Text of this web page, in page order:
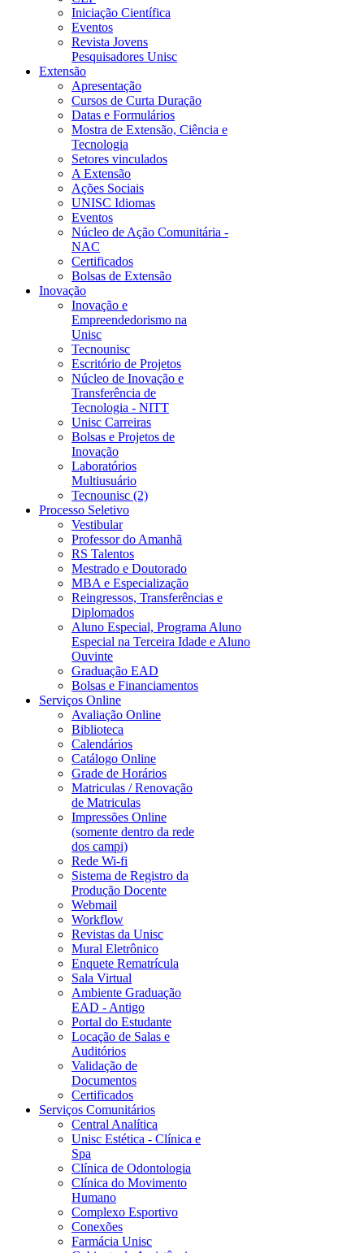
Iniciação Científica
Eventos
Revista Jovens
Pesquisadores Unisc
Extensão
Apresentação
Cursos de Curta Duração
Datas e Formulários
Mostra de Extensão, Ciência e
Tecnologia
Setores vinculados
A Extensão
Ações Sociais
UNISC Idiomas
Eventos
Núcleo de Ação Comunitária -
NAC
Certificados
Bolsas de Extensão
Inovação
Inovação e
Empreendedorismo na
Unisc
Tecnounisc
Escritório de Projetos
Núcleo de Inovação e
Transferência de
Tecnologia - NITT
Unisc Carreiras
Bolsas e Projetos de
Inovação
Laboratórios
Multiusuário
Tecnounisc (2)
Processo Seletivo
Vestibular
Professor do Amanhã
RS Talentos
Mestrado e Doutorado
MBA e Especialização
Reingressos, Transferências e
Diplomados
Aluno Especial, Programa Aluno
Especial na Terceira Idade e Aluno
Ouvinte
Graduação EAD
Bolsas e Financiamentos
Serviços Online
Avaliação Online
Biblioteca
Calendários
Catálogo Online
Grade de Horários
Matriculas / Renovação
de Matriculas
Impressões Online
(somente dentro da rede
dos campi)
Rede Wi-fi
Sistema de Registro da
Produção Docente
Webmail
Workflow
Revistas da Unisc
Mural Eletrônico
Enquete Rematrícula
Sala Virtual
Ambiente Graduação
EAD - Antigo
Portal do Estudante
Locação de Salas e
Auditórios
Validação de
Documentos
Certificados
Serviços Comunitários
Central Analítica
Unisc Estética - Clínica e
Spa
Clínica de Odontologia
Clínica do Movimento
Humano
Complexo Esportivo
Conexões
Farmácia Unisc